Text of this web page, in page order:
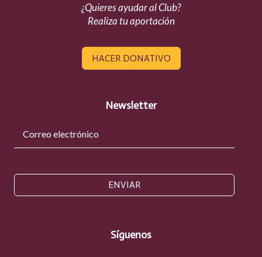
¿Quieres ayudar al Club?
Realiza tu aportación
HACER DONATIVO
Newsletter
ENVIAR
Síguenos